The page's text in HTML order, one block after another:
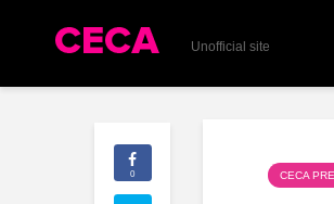
Unofficial site
0 CECA